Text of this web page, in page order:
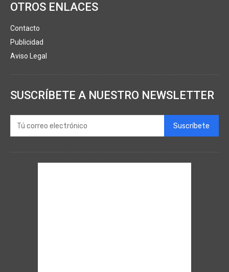
OTROS ENLACES
Contacto
Publicidad
Aviso Legal
SUSCRÍBETE A NUESTRO NEWSLETTER
Suscríbete